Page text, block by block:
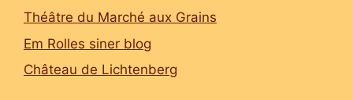
Théâtre du Marché aux Grains
Em Rolles siner blog
Château de Lichtenberg